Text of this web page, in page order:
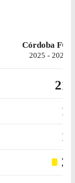
Córdoba FC
2025 - 2026
21
1
1
2